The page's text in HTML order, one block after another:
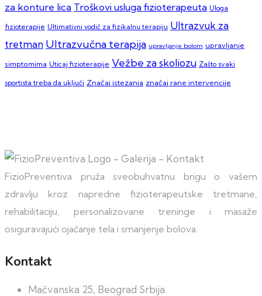
za konture lica Troškovi usluga fizioterapeuta Uloga
fizioterapije Ultimativni vodič za fizikalnu terapiju Ultrazvuk za
tretman Ultrazvučna terapija upravljanje bolom upravljanje
simptomima Uticaj fizioterapije Vežbe za skoliozu Zašto svaki
sportista treba da uključi Značaj istezanja značaj rane intervencije
FizioPreventiva pruža sveobuhvatnu brigu o vašem
zdravlju kroz napredne fizioterapeutske tretmane,
rehabilitaciju, personalizovane treninge i masaže
osiguravajući ojačanje tela i smanjenje bolova.
Kontakt
Mačvanska 25, Beograd Srbija